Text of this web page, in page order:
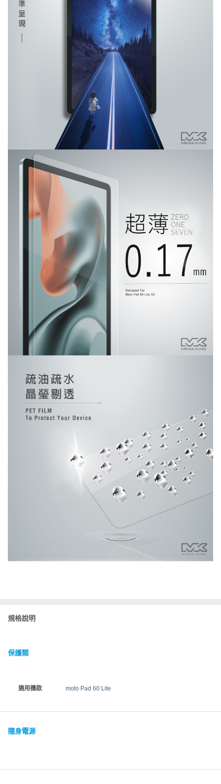
規格說明
保護類
適用機款 moto Pad 60 Lite
隨身電源